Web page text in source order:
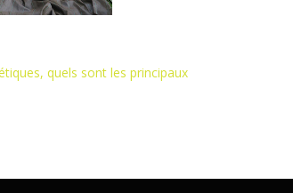
quels sont les principaux